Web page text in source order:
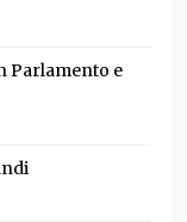
Parlamento e